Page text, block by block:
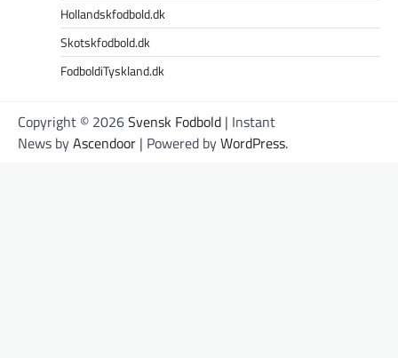
Hollandskfodbold.dk
Skotskfodbold.dk
FodboldiTyskland.dk
Copyright © 2026Svensk Fodbold | Instant
News byAscendoor | Powered byWordPress.